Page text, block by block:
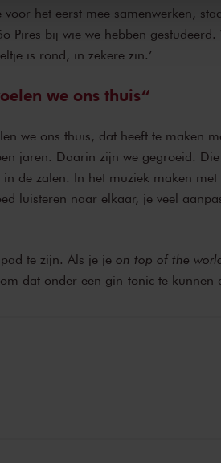
het eerst mee samenwerken,
Pires bij wie we hebben gestudeerd.
is rond, in zekere zin.’
we ons thuis
we ons thuis, dat heeft te maken
jaren. Daarin zijn we gegroeid.
de zalen. In het muziek maken
luisteren naar elkaar, je veel
te zijn. Als je je on top of the
dat onder een gin-tonic te kunnen